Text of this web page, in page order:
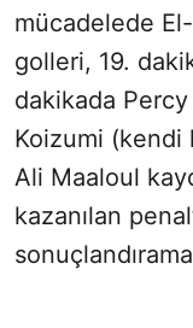
mücadelede
golleri, 19.
dakikada
Koizumi (kendi
Ali Maaloul
kazanılan